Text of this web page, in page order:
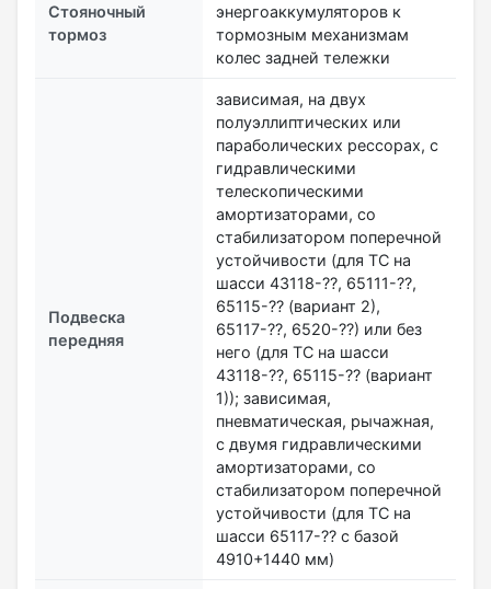
Стояночный
тормоз
энергоаккумуляторов к
тормозным механизмам
колес задней тележки
Подвеска
передняя
зависимая, на двух
полуэллиптических или
параболических рессорах, с
гидравлическими
телескопическими
амортизаторами, со
стабилизатором поперечной
устойчивости (для ТС на
шасси 43118-??, 65111-??,
65115-?? (вариант 2),
65117-??, 6520-??) или без
него (для ТС на шасси
43118-??, 65115-?? (вариант
1)); зависимая,
пневматическая, рычажная,
с двумя гидравлическими
амортизаторами, со
стабилизатором поперечной
устойчивости (для ТС на
шасси 65117-?? с базой
4910+1440 мм)